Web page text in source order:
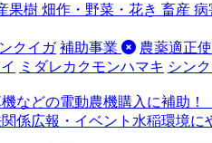
果樹 畑作・野菜・花き 畜産 病
クイガ 補助事業 農薬適正
ミダレカクモンハマキ シン
などの電動農機購入に補助！
係広報・イベント 水稲環境に